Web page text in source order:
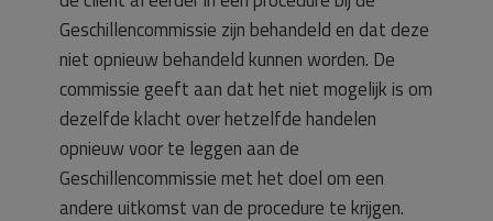
Geschillencommissie zijn behandeld en dat deze
niet opnieuw behandeld kunnen worden. De
commissie geeft aan dat het niet mogelijk is om
dezelfde klacht over hetzelfde handelen
opnieuw voor te leggen aan de
Geschillencommissie met het doel om een
andere uitkomst van de procedure te krijgen.